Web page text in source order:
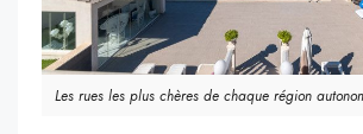
Les rues les plus chères de chaque région